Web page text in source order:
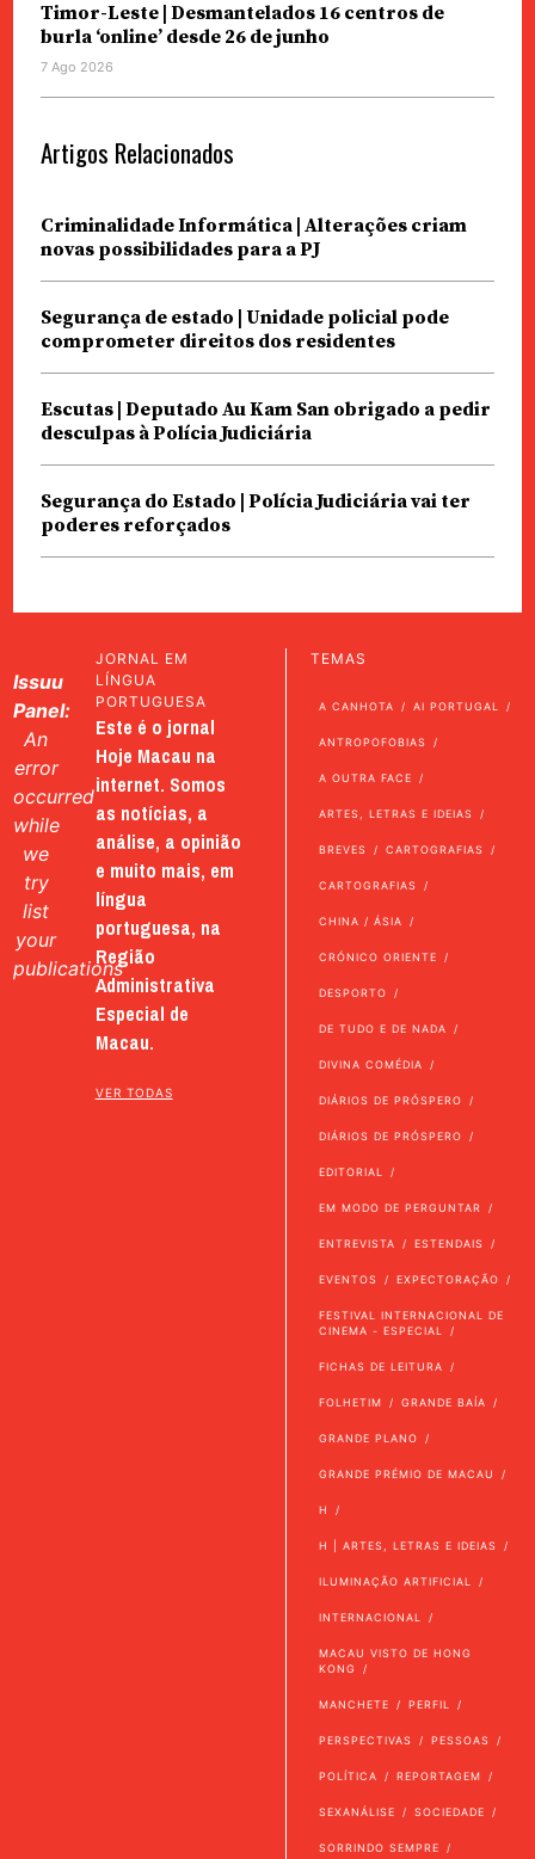
Timor-Leste | Desmantelados 16 centros de
burla ‘online’ desde 26 de junho
7 Ago 2026
Artigos Relacionados
Criminalidade Informática | Alterações criam
novas possibilidades para a PJ
Segurança de estado | Unidade policial pode
comprometer direitos dos residentes
Escutas | Deputado Au Kam San obrigado a pedir
desculpas à Polícia Judiciária
Segurança do Estado | Polícia Judiciária vai ter
poderes reforçados
Issuu
Panel:
An
error
occurred
while
we
try
list
your
publications
JORNAL EM
LÍNGUA
PORTUGUESA
Este é o jornal
Hoje Macau na
internet. Somos
as notícias, a
análise, a opinião
e muito mais, em
língua
portuguesa, na
Região
Administrativa
Especial de
Macau.
VER TODAS
TEMAS
A CANHOTA AI PORTUGAL
ANTROPOFOBIAS
A OUTRA FACE
ARTES, LETRAS E IDEIAS
BREVES CARTOGRAFIAS
CARTOGRAFIAS
CHINA / ÁSIA
CRÓNICO ORIENTE
DESPORTO
DE TUDO E DE NADA
DIVINA COMÉDIA
DIÁRIOS DE PRÓSPERO
DIÁRIOS DE PRÓSPERO
EDITORIAL
EM MODO DE PERGUNTAR
ENTREVISTA ESTENDAIS
EVENTOS EXPECTORAÇÃO
FESTIVAL INTERNACIONAL DE
CINEMA - ESPECIAL
FICHAS DE LEITURA
FOLHETIM GRANDE BAÍA
GRANDE PLANO
GRANDE PRÉMIO DE MACAU
H
H | ARTES, LETRAS E IDEIAS
ILUMINAÇÃO ARTIFICIAL
INTERNACIONAL
MACAU VISTO DE HONG
KONG
MANCHETE PERFIL
PERSPECTIVAS PESSOAS
POLÍTICA REPORTAGEM
SEXANÁLISE SOCIEDADE
SORRINDO SEMPRE